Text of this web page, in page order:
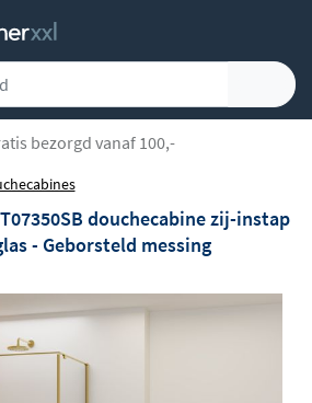
bezorgd vanaf 100,-
douchecabine zij-instap
- Geborsteld messing